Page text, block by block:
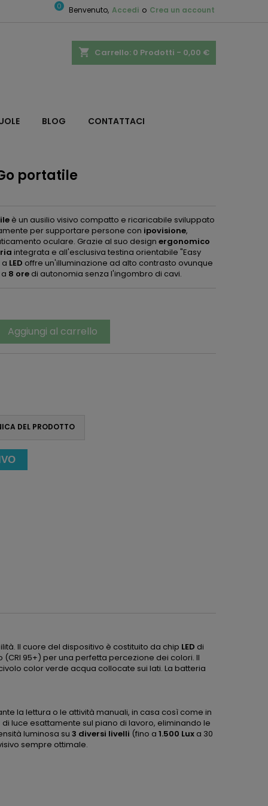
Benvenuto, Accedi o Crea un account
0
shopping_cart Carrello: 0 Prodotti - 0,00 €
BLOG CONTATTACI
portatile
è un ausilio visivo compatto e ricaricabile sviluppato
per supportare persone con ipovisione,
oculare. Grazie al suo design ergonomico
integrata e all'esclusiva testina orientabile "Easy
LED offre un'illuminazione ad alto contrasto ovunque
8 ore di autonomia senza l'ingombro di cavi.
Aggiungi al carrello
DEL PRODOTTO
Il cuore del dispositivo è costituito da chip LED di
95+) per una perfetta percezione dei colori. Il
color verde acqua collocate sui lati. La batteria
la lettura o le attività manuali, in casa così come in
luce esattamente sul piano di lavoro, eliminando le
luminosa su 3 diversi livelli (fino a 1.500 Lux a 30
sempre ottimale.